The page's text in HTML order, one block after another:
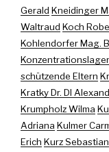
Gerald Kneidinger
Waltraud Koch
Kohlendorfer Mag.
Konzentrationslager
schützende Eltern
Kratky Dr. DI
Krumpholz Wilma
Adriana Kulmer
Erich Kurz Sebastian